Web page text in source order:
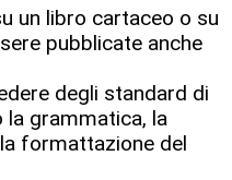
un libro cartaceo o su
pubblicate anche
degli standard di
la grammatica, la
formattazione del